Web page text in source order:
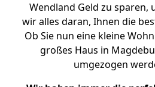
Wendland Geld zu sparen,
wir alles daran, Ihnen die
Ob Sie nun eine kleine
großes Haus in
umgezogen